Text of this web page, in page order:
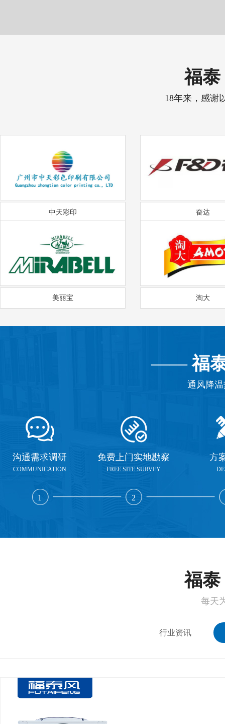
福泰
18年来，感谢
中天彩印 奋达
美丽宝 淘大
——福
通风降
沟通需求调研
COMMUNICATION
1
免费上门实地勘察
FREE SITE SURVEY
2
方
福泰
每天
行业资讯